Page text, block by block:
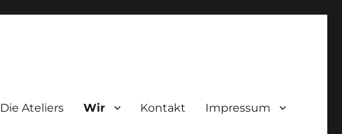
Die Ateliers Wir Kontakt Impressum